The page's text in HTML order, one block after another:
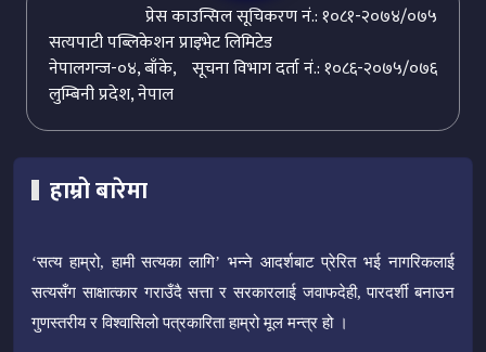
प्रेस काउन्सिल सूचिकरण नं.: १०८१-२०७४/०७५
सत्यपाटी पब्लिकेशन प्राइभेट लिमिटेड
सूचना विभाग दर्ता नं.: १०८६-२०७५/०७६
नेपालगन्ज-०४, बाँके,
लुम्बिनी प्रदेश, नेपाल
हाम्रो बारेमा
‘सत्य हाम्रो, हामी सत्यका लागि’ भन्ने आदर्शबाट प्रेरित भई नागरिकलाई
सत्यसँग साक्षात्कार गराउँदै सत्ता र सरकारलाई जवाफदेही, पारदर्शी बनाउन
गुणस्तरीय र विश्वासिलो पत्रकारिता हाम्रो मूल मन्त्र हो ।